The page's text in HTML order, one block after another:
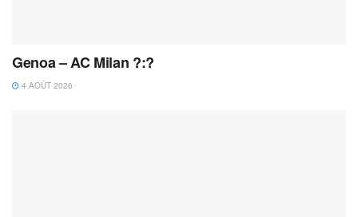
Genoa – AC Milan ?:?
4 AOÛT 2026